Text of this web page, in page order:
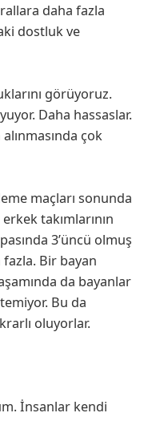
daha fazla
dostluk ve
görüyoruz.
Daha hassaslar.
çok
maçları sonunda
takımlarının
3’üncü olmuş
Bir bayan
da bayanlar
Bu da
oluyorlar.
İnsanlar kendi